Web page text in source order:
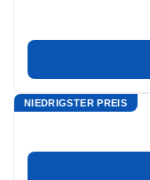
NIEDRIGSTER PREIS